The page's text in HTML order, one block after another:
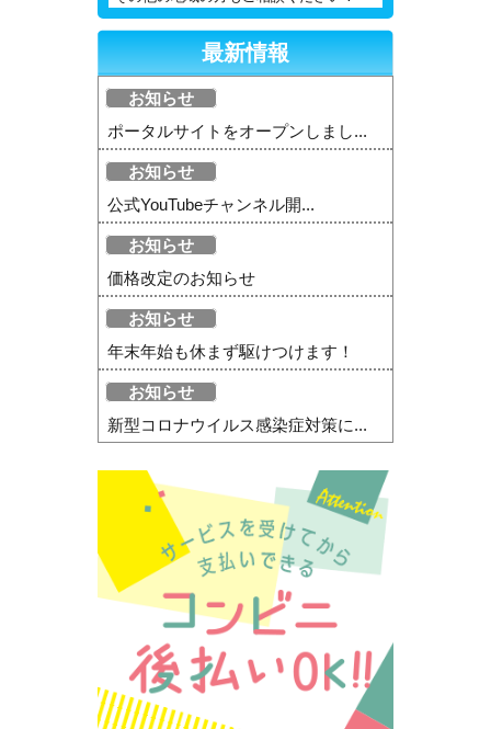
最新情報
お知らせ
ポータルサイトをオープンしまし...
お知らせ
公式YouTubeチャンネル開...
お知らせ
価格改定のお知らせ
お知らせ
年末年始も休まず駆けつけます！
お知らせ
新型コロナウイルス感染症対策に...